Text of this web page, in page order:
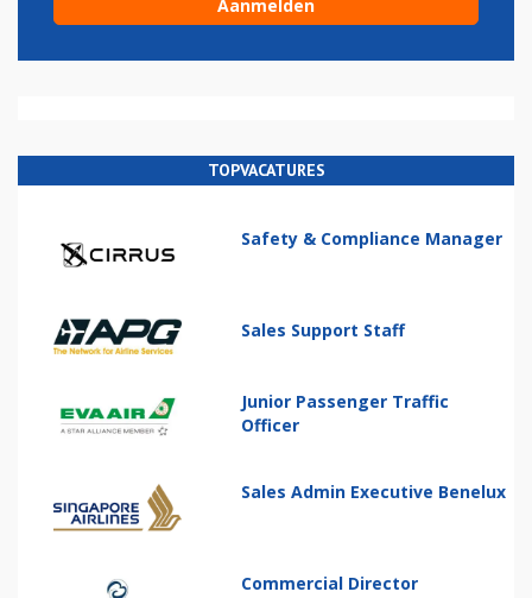
TOPVACATURES
Safety & Compliance Manager
Sales Support Staff
Junior Passenger Traffic
Officer
Sales Admin Executive Benelux
Commercial Director